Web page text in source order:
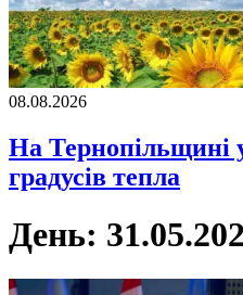
08.08.2026
На Тернопільщині
градусів тепла
День: